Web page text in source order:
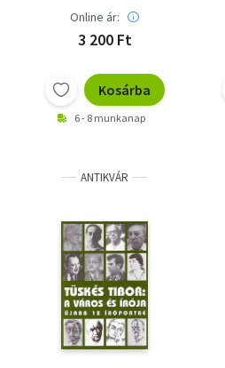
Online ár:
3 200 Ft
Kosárba
6 - 8 munkanap
ANTIKVÁR